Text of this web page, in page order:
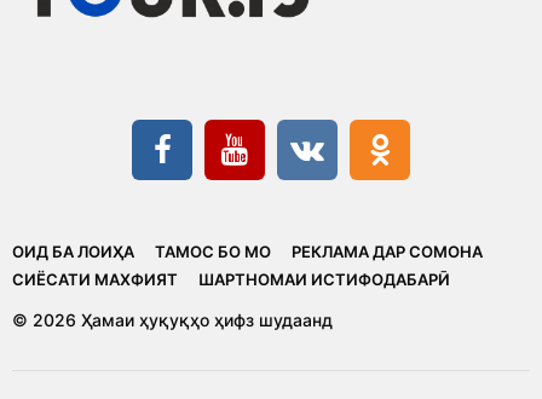
ОИД БА ЛОИҲА ТАМОС БО МО
РЕКЛАМА ДАР СОМОНА
CИЁСАТИ МАХФИЯТ
ШАРТНОМАИ ИСТИФОДАБАРӢ
© 2026 Ҳамаи ҳуқуқҳо ҳифз шудаанд